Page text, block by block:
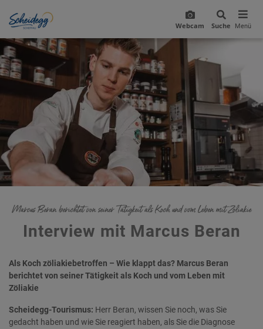
Webcam Suche Menü
Marcus Beran berichtet von seiner Tätigkeit als Koch und vom Leben mit Zöliakie
Interview mit Marcus Beran
Als Koch zöliakiebetroffen – Wie klappt das? Marcus Beran
berichtet von seiner Tätigkeit als Koch und vom Leben mit
Zöliakie
Scheidegg-Tourismus: Herr Beran, wissen Sie noch, was Sie
gedacht haben und wie Sie reagiert haben, als Sie die Diagnose